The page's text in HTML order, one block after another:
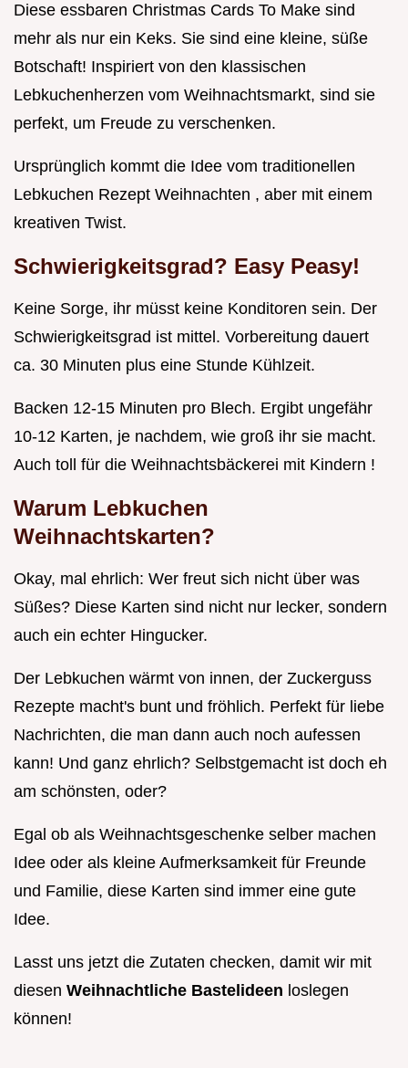
Diese essbaren Christmas Cards To Make sind
mehr als nur ein Keks. Sie sind eine kleine, süße
Botschaft! Inspiriert von den klassischen
Lebkuchenherzen vom Weihnachtsmarkt, sind sie
perfekt, um Freude zu verschenken.
Ursprünglich kommt die Idee vom traditionellen
Lebkuchen Rezept Weihnachten , aber mit einem
kreativen Twist.
Schwierigkeitsgrad? Easy Peasy!
Keine Sorge, ihr müsst keine Konditoren sein. Der
Schwierigkeitsgrad ist mittel. Vorbereitung dauert
ca. 30 Minuten plus eine Stunde Kühlzeit.
Backen 12-15 Minuten pro Blech. Ergibt ungefähr
10-12 Karten, je nachdem, wie groß ihr sie macht.
Auch toll für die Weihnachtsbäckerei mit Kindern !
Warum Lebkuchen
Weihnachtskarten?
Okay, mal ehrlich: Wer freut sich nicht über was
Süßes? Diese Karten sind nicht nur lecker, sondern
auch ein echter Hingucker.
Der Lebkuchen wärmt von innen, der Zuckerguss
Rezepte macht's bunt und fröhlich. Perfekt für liebe
Nachrichten, die man dann auch noch aufessen
kann! Und ganz ehrlich? Selbstgemacht ist doch eh
am schönsten, oder?
Egal ob als Weihnachtsgeschenke selber machen
Idee oder als kleine Aufmerksamkeit für Freunde
und Familie, diese Karten sind immer eine gute
Idee.
Lasst uns jetzt die Zutaten checken, damit wir mit
diesen Weihnachtliche Bastelideen loslegen
können!